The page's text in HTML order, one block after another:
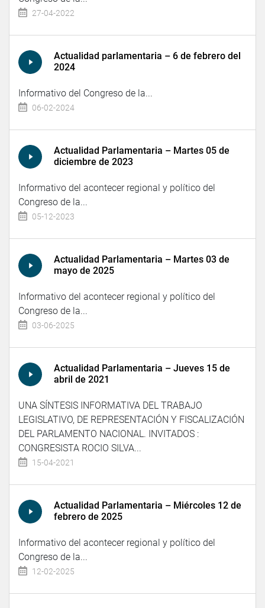
27-04-2022
Actualidad parlamentaria – 6 de febrero del
2024
Informativo del Congreso de la...
06-02-2024
Actualidad Parlamentaria – Martes 05 de
diciembre de 2023
Informativo del acontecer regional y político del
Congreso de la...
05-12-2023
Actualidad Parlamentaria – Martes 03 de
mayo de 2025
Informativo del acontecer regional y político del
Congreso de la...
03-06-2025
Actualidad Parlamentaria – Jueves 15 de
abril de 2021
UNA SÍNTESIS INFORMATIVA DEL TRABAJO
LEGISLATIVO, DE REPRESENTACIÓN Y FISCALIZACIÓN
DEL PARLAMENTO NACIONAL. INVITADOS :
CONGRESISTA ROCIO SILVA...
15-04-2021
Actualidad Parlamentaria – Miércoles 12 de
febrero de 2025
Informativo del acontecer regional y político del
Congreso de la...
12-02-2025